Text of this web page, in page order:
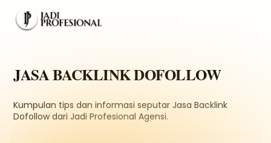
content
JASA BACKLINK DOFOLLOW
Kumpulan tips dan informasi seputar Jasa Backlink
Dofollow dari Jadi Profesional Agensi.